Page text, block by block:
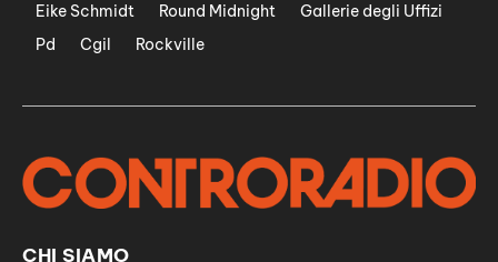
Eike Schmidt
Round Midnight
Gallerie degli Uffizi
Pd
Cgil Rockville
CHI SIAMO